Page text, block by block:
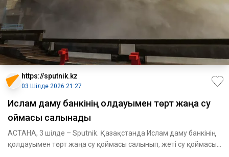
https://sputnik.kz
03 Шілде 2026 21:27
Ислам даму банкінің қолдауымен төрт жаңа су
қоймасы салынады
АСТАНА, 3 шілде – Sputnik. Қазақстанда Ислам даму банкінің
қолдауымен төрт жаңа су қоймасы салынып, жеті су қоймасы